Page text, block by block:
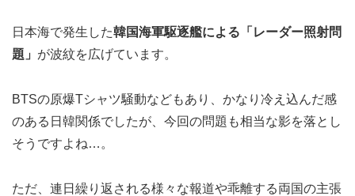
日本海で発生した韓国海軍駆逐艦による「レーダー照射問
題」 が波紋を広げています。
BTSの原爆Tシャツ騒動などもあり、かなり冷え込んだ感
のある日韓関係でしたが、今回の問題も相当な影を落とし
そうですよね…。
ただ、連日繰り返される様々な報道や乖離する両国の主張